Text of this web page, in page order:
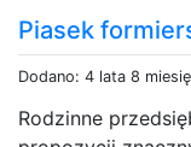
Piasek
Dodano: 4 lata 8
Rodzinne